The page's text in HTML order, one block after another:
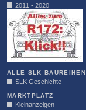
2011 - 2020
ALLE SLK BAUREIHEN
SLK Geschichte
MARKTPLATZ
Kleinanzeigen